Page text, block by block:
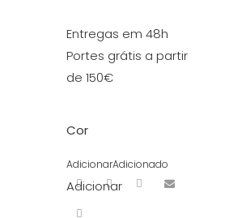
Entregas em 48h
Portes grátis a partir
de 150€
Cor
AdicionarAdicionado
Adicionar